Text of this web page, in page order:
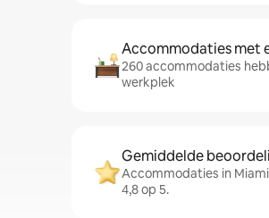
Accommodaties met
260 accommodaties
werkplek
Gemiddelde
Accommodaties in
4,8 op 5.